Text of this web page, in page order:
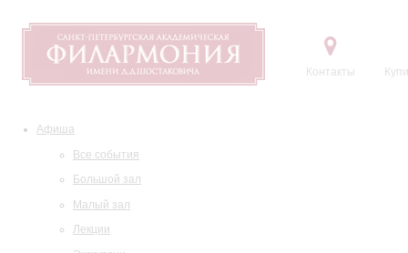
Контакты
Афиша
Все события
Большой зал
Малый зал
Лекции